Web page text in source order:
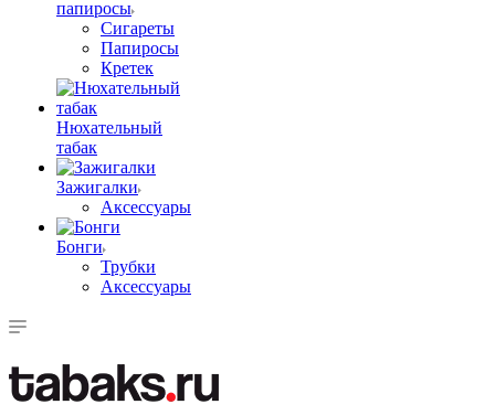
папиросы
Сигареты
Папиросы
Кретек
Нюхательный
табак
Зажигалки
Аксессуары
Бонги
Трубки
Аксессуары